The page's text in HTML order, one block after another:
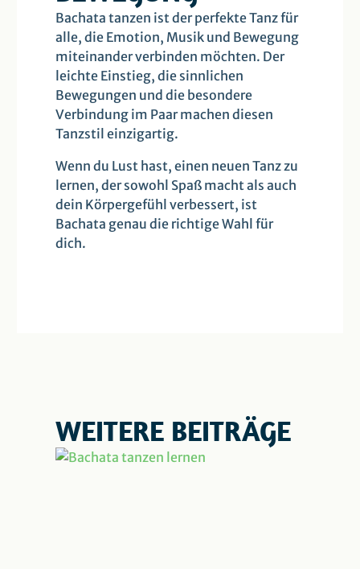
Bachata tanzen ist der perfekte Tanz für
alle, die Emotion, Musik und Bewegung
miteinander verbinden möchten. Der
leichte Einstieg, die sinnlichen
Bewegungen und die besondere
Verbindung im Paar machen diesen
Tanzstil einzigartig.
Wenn du Lust hast, einen neuen Tanz zu
lernen, der sowohl Spaß macht als auch
dein Körpergefühl verbessert, ist
Bachata genau die richtige Wahl für
dich.
WEITERE BEITRÄGE